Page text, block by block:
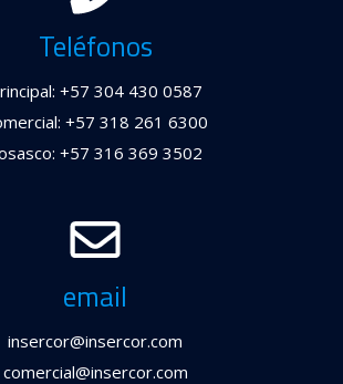
Teléfonos
+57 304 430 0587
+57 318 261 6300
+57 316 369 3502
email
insercor@insercor.com
comercial@insercor.com